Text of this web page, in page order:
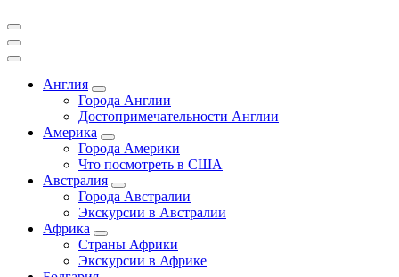
Англия
Города Англии
Достопримечательности Англии
Америка
Города Америки
Что посмотреть в США
Австралия
Города Австралии
Экскурсии в Австралии
Африка
Страны Африки
Экскурсии в Африке